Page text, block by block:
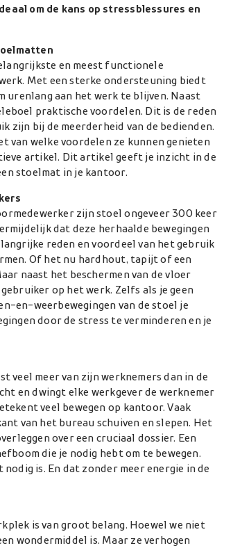
om de kans op stressblessures en
en meest functionele
Met een sterke ondersteuning biedt
urenlang aan het werk te blijven. Naast
praktische voordelen. Dit is de reden
zijn bij de meerderheid van de bedienden.
van welke voordelen ze kunnen genieten
artikel. Dit artikel geeft je inzicht in de
stoelmat in je kantoor.
zijn stoel ongeveer 300 keer
dat deze herhaalde bewegingen
reden en voordeel van het gebruik
Of het nu hardhout, tapijt of een
naast het beschermen van de vloer
op het werk. Zelfs als je geen
en-weerbewegingen van de stoel je
door de stress te verminderen en je
veel meer van zijn werknemers dan in de
en dwingt elke werkgever de werknemer
veel bewegen op kantoor. Vaak
van het bureau schuiven en slepen. Het
over een cruciaal dossier. Een
die je nodig hebt om te bewegen.
is. En dat zonder meer energie in de
is van groot belang. Hoewel we niet
wondermiddel is. Maar ze verhogen